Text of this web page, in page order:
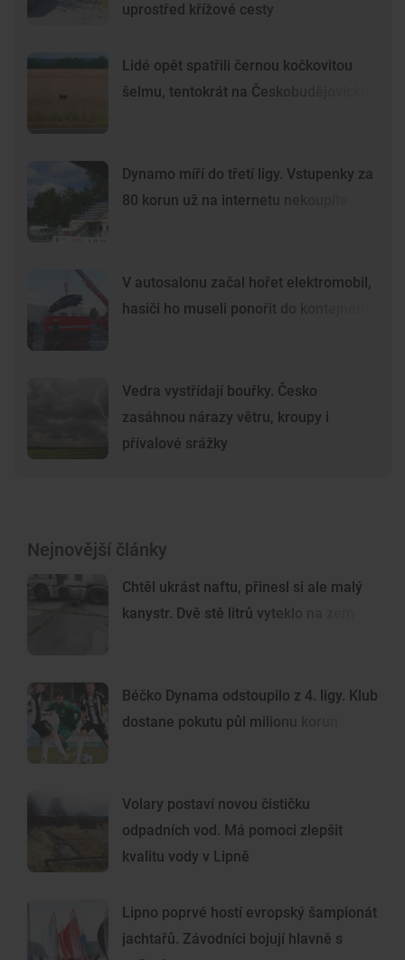
uprostřed křížové cesty
Lidé opět spatřili černou kočkovitou
šelmu, tentokrát na Českobudějovicku
Dynamo míří do třetí ligy. Vstupenky za
80 korun už na internetu nekoupíte
V autosalonu začal hořet elektromobil,
hasiči ho museli ponořit do kontejneru
Vedra vystřídají bouřky. Česko
zasáhnou nárazy větru, kroupy i
přívalové srážky
Nejnovější články
Chtěl ukrást naftu, přinesl si ale malý
kanystr. Dvě stě litrů vyteklo na zem
Béčko Dynama odstoupilo z 4. ligy. Klub
dostane pokutu půl milionu korun
Volary postaví novou čističku
odpadních vod. Má pomoci zlepšit
kvalitu vody v Lipně
Lipno poprvé hostí evropský šampionát
jachtařů. Závodníci bojují hlavně s